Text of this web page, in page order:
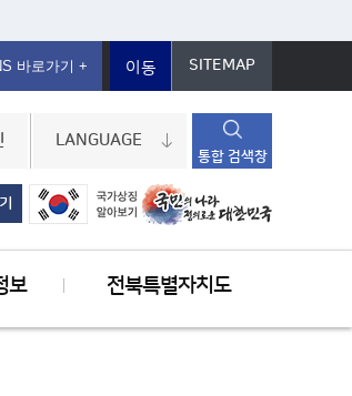
이동 SITEMAP
LANGUAGE
통합 검색창
보 전북특별자치도